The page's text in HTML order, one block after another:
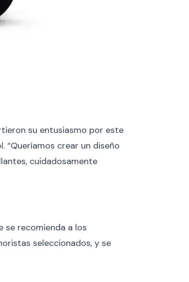
su entusiasmo por este
“Queríamos crear un diseño
cuidadosamente
se recomienda a los
seleccionados, y se